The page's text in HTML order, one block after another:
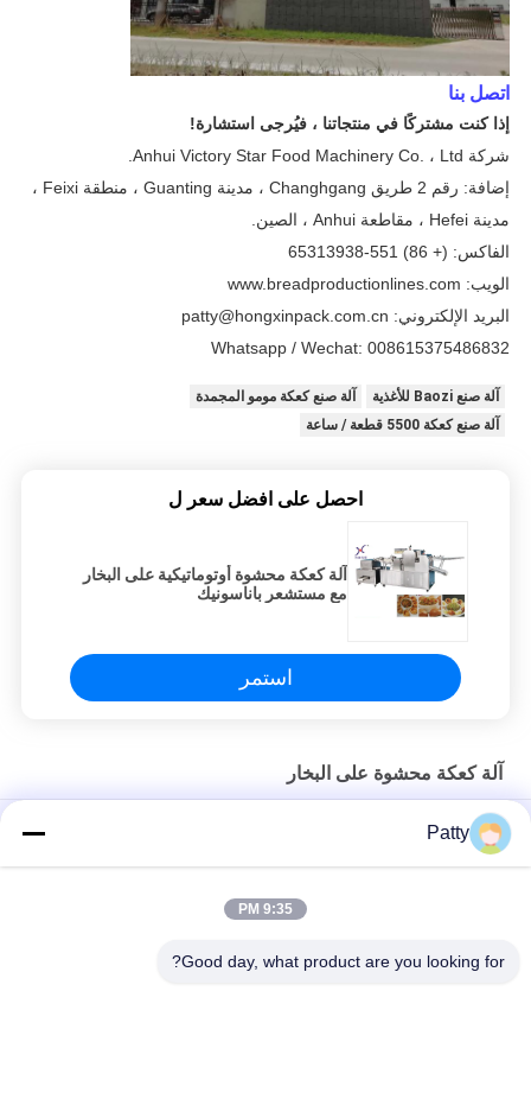
اتصل بنا
إذا كنت مشتركًا في منتجاتنا ، فيُرجى استشارة!
شركة Anhui Victory Star Food Machinery Co. ، Ltd.
إضافة: رقم 2 طريق Changhgang ، مدينة Guanting ، منطقة Feixi ،
مدينة Hefei ، مقاطعة Anhui ، الصين.
الفاكس: (+ 86) 551-65313938
الويب: www.breadproductionlines.com
البريد الإلكتروني: patty@hongxinpack.com.cn
Whatsapp / Wechat: 008615375486832
آلة صنع Baozi للأغذية
آلة صنع كعكة مومو المجمدة
آلة صنع كعكة 5500 قطعة / ساعة
احصل على افضل سعر ل
آلة كعكة محشوة أوتوماتيكية على البخار
مع مستشعر باناسونيك
استمر
آلة كعكة محشوة على البخار
مصقولةPatty
9:35 PM
Good day, what product are you looking for?